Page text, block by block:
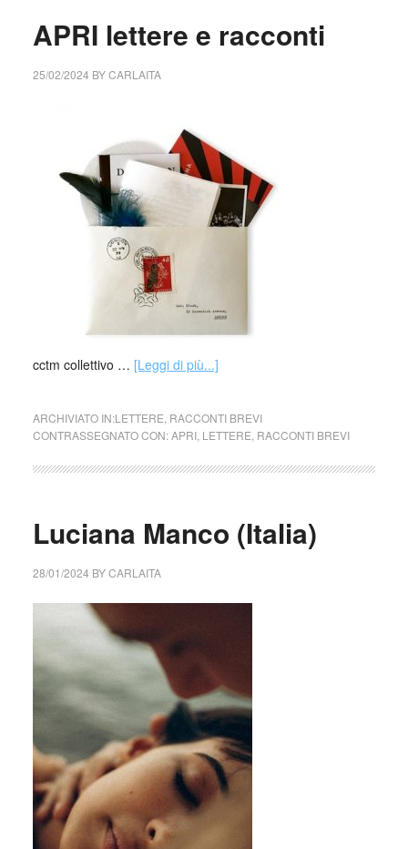
APRI lettere e racconti
25/02/2024 BYCARLAITA
cctm collettivo … [Leggi di più...]
ARCHIVIATO IN:LETTERE RACCONTI BREVI
CONTRASSEGNATO CON:APRI, LETTERE RACCONTI BREVI
Luciana Manco (Italia)
28/01/2024 BYCARLAITA